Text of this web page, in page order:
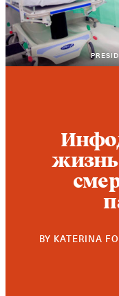
жизнь
BY KATERINA